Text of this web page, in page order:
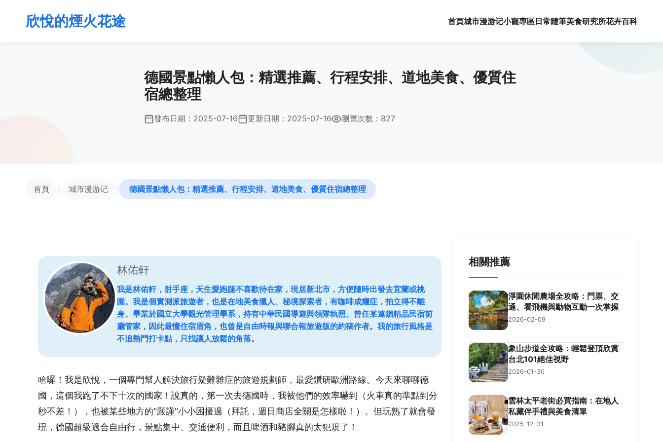
欣悅的煙火花途 首頁城市漫游记小寵專區日常隨筆美食研究所花卉百科
德國景點懶人包：精選推薦、行程安排、道地美食、優質住
宿總整理
發布日期： 2025-07-16 更新日期： 2025-07-16 瀏覽次數：827
首頁 / 城市漫游记 / 德國景點懶人包：精選推薦、行程安排、道地美食、優質住宿總整理
林佑軒
我是林佑軒，射手座，天生愛跑腿不喜歡待在家，現居新北市，方便隨時出發去宜蘭或桃
園。我是個實測派旅遊者，也是在地美食獵人、秘境探索者，有咖啡成癮症，拍立得不離
身。畢業於國立大學觀光管理學系，持有中華民國導遊與領隊執照。曾任某連鎖精品民宿前
廳管家，因此最懂住宿眉角，也曾是自由時報與聯合報旅遊版的約稿作者。我的旅行風格是
不追熱門打卡點，只找讓人放鬆的角落。
哈囉！我是欣悅，一個專門幫人解決旅行疑難雜症的旅遊規劃師，最愛鑽研歐洲路線。今天來聊聊德
國，這個我跑了不下十次的國家！說真的，第一次去德國時，我被他們的效率嚇到（火車真的準點到分
秒不差！），也被某些地方的"嚴謹"小小困擾過（拜託，週日商店全關是怎樣啦！）。但玩熟了就會發
現，德國超級適合自由行，景點集中、交通便利，而且啤酒和豬腳真的太犯規了！
相關推薦
淨園休閒農場全攻略：門票、交
通、看飛機與動物互動一次掌握
2026-02-09
象山步道全攻略：輕鬆登頂欣賞
台北101絕佳視野
2026-01-30
雲林太平老街必買指南：在地人
私藏伴手禮與美食清單
2025-12-31